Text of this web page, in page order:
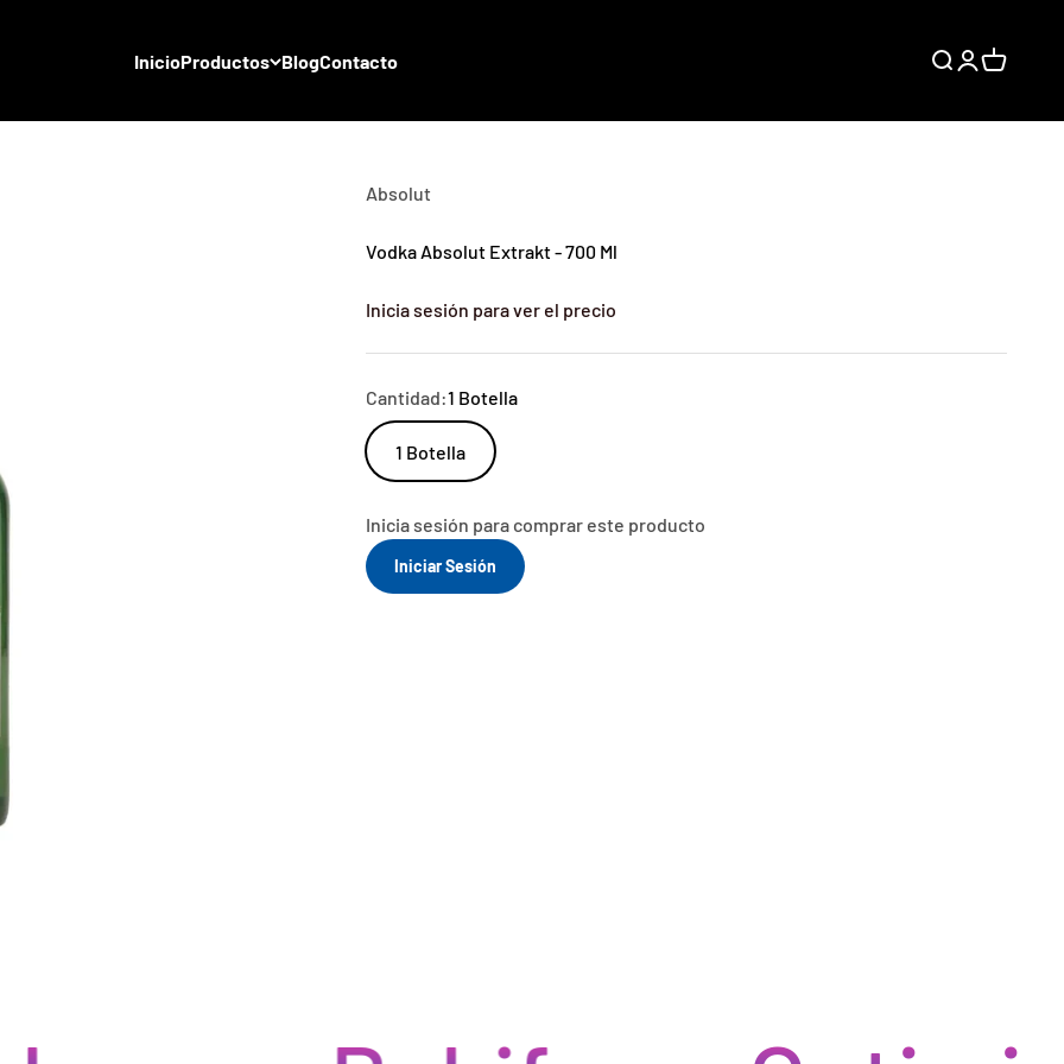
InicioProductos BlogContacto BuscarIniciar sesión
Carrito
Absolut
Vodka Absolut Extrakt - 700 Ml
Inicia sesión para ver el precio
Cantidad:1 Botella
1 Botella
Inicia sesión para comprar este producto
Iniciar Sesión